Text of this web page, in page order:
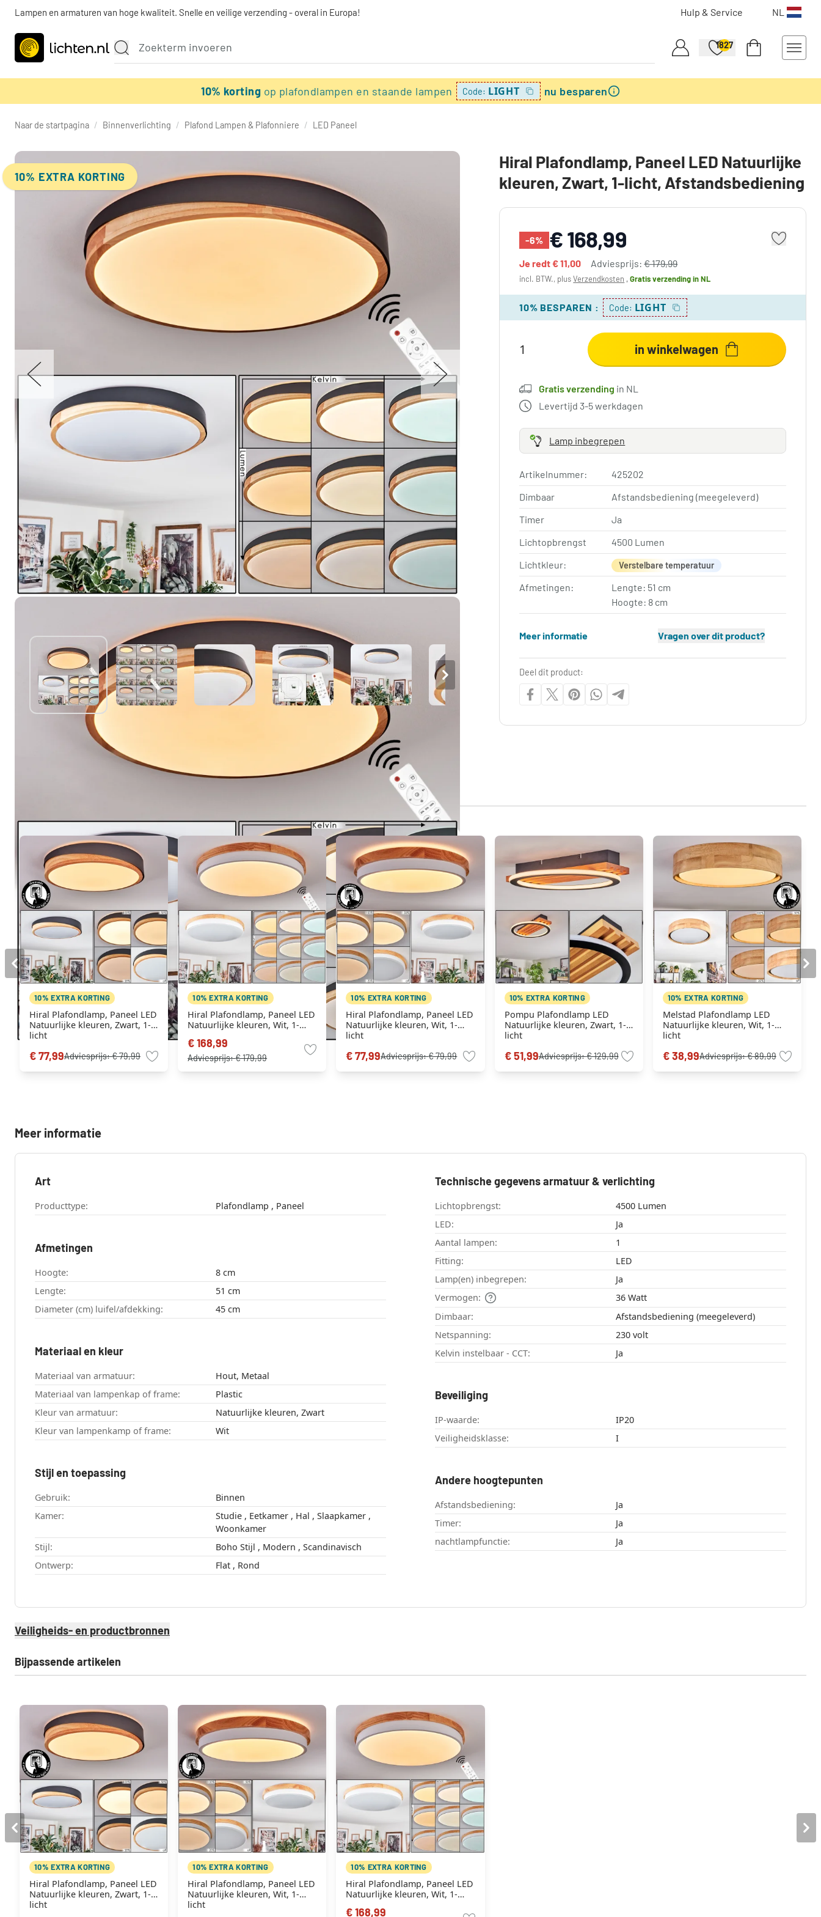
Lampen en armaturen van hoge kwaliteit. Snelle en veilige verzending - overal in Europa! Hulp & Service NL
1827
10% korting op plafondlampen en staande lampen Code: LIGHT nu besparen
Naar de startpagina / Binnenverlichting / Plafond Lampen & Plafonniere / LED Paneel
10% EXTRA KORTING
Hiral Plafondlamp, Paneel LED Natuurlijke
kleuren, Zwart, 1-licht, Afstandsbediening
-6% € 168,99
Je redt€ 11,00 Adviesprijs:€ 179,99
incl. BTW., plusVerzendkosten ,Gratis verzendingin NL
10% BESPAREN : Code: LIGHT
in winkelwagen
Gratis verzending in NL
Levertijd 3-5 werkdagen
Lamp inbegrepen
Artikelnummer:
425202
Dimbaar
Afstandsbediening (meegeleverd)
Timer
Ja
Lichtopbrengst
4500 Lumen
Lichtkleur:
Verstelbare temperatuur
Afmetingen:
Lengte: 51 cm
Hoogte: 8 cm
Meer informatie Vragen over dit product?
Deel dit product:
10% EXTRA KORTING
Hiral Plafondlamp, Paneel LED
Natuurlijke kleuren, Zwart, 1-
licht
€ 77,99Adviesprijs:€ 79,99
10% EXTRA KORTING
Hiral Plafondlamp, Paneel LED
Natuurlijke kleuren, Wit, 1-
€ 168,99
Adviesprijs:€ 179,99
10% EXTRA KORTING
Hiral Plafondlamp, Paneel LED
Natuurlijke kleuren, Wit, 1-
licht
€ 77,99Adviesprijs:€ 79,99
10% EXTRA KORTING
Pompu Plafondlamp LED
Natuurlijke kleuren, Zwart, 1-
licht
€ 51,99Adviesprijs:€ 129,99
10% EXTRA KORTING
Melstad Plafondlamp LED
Natuurlijke kleuren, Wit, 1-
licht
€ 38,99Adviesprijs:€ 89,99
Meer informatie
Art
Producttype: Plafondlamp , Paneel
Afmetingen
Hoogte:
8 cm
Lengte:
51 cm
Diameter (cm) luifel/afdekking:
45 cm
Materiaal en kleur
Materiaal van armatuur:
Hout, Metaal
Materiaal van lampenkap of frame:
Plastic
Kleur van armatuur:
Natuurlijke kleuren, Zwart
Kleur van lampenkamp of frame:
Wit
Stijl en toepassing
Gebruik:
Binnen
Kamer:
Studie , Eetkamer , Hal , Slaapkamer ,
Woonkamer
Stijl:
Boho Stijl , Modern , Scandinavisch
Ontwerp:
Flat , Rond
Technische gegevens armatuur & verlichting
Lichtopbrengst:
4500 Lumen
LED:
Ja
Aantal lampen:
1
Fitting:
LED
Lamp(en) inbegrepen:
Ja
Vermogen:
36 Watt
Dimbaar:
Afstandsbediening (meegeleverd)
Netspanning:
230 volt
Kelvin instelbaar - CCT:
Ja
Beveiliging
IP-waarde:
IP20
Veiligheidsklasse:
I
Andere hoogtepunten
Afstandsbediening:
Ja
Timer:
Ja
nachtlampfunctie:
Ja
Veiligheids- en productbronnen
Bijpassende artikelen
10% EXTRA KORTING
Hiral Plafondlamp, Paneel LED
Natuurlijke kleuren, Zwart, 1-
licht
10% EXTRA KORTING
Hiral Plafondlamp, Paneel LED
Natuurlijke kleuren, Wit, 1-
licht
10% EXTRA KORTING
Hiral Plafondlamp, Paneel LED
Natuurlijke kleuren, Wit, 1-
€ 168,99